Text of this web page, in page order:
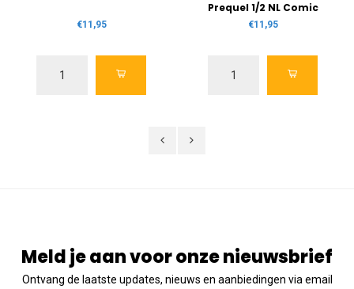
€11,95
Prequel 1/2 NL Comic
€11,95
Meld je aan voor onze nieuwsbrief
Ontvang de laatste updates, nieuws en aanbiedingen via email